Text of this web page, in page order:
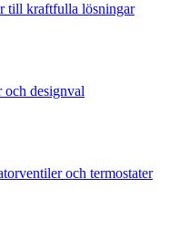
till kraftfulla lösningar
och designval
och termostater